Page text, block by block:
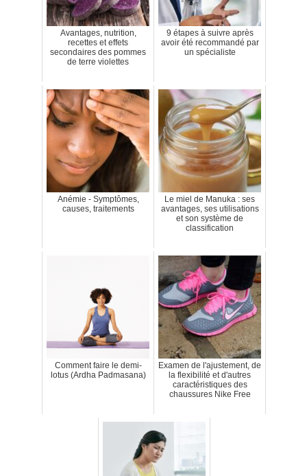
Avantages, nutrition,
recettes et effets
secondaires des pommes
de terre violettes
9 étapes à suivre après
avoir été recommandé par
un spécialiste
Anémie - Symptômes,
causes, traitements
Le miel de Manuka : ses
avantages, ses utilisations
et son système de
classification
Comment faire le demi-
lotus (Ardha Padmasana)
Examen de l'ajustement, de
la flexibilité et d'autres
caractéristiques des
chaussures Nike Free